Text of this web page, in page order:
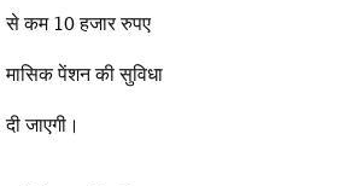
से कम 10 हजार रुपए
मासिक पेंशन की सुविधा
दी जाएगी।